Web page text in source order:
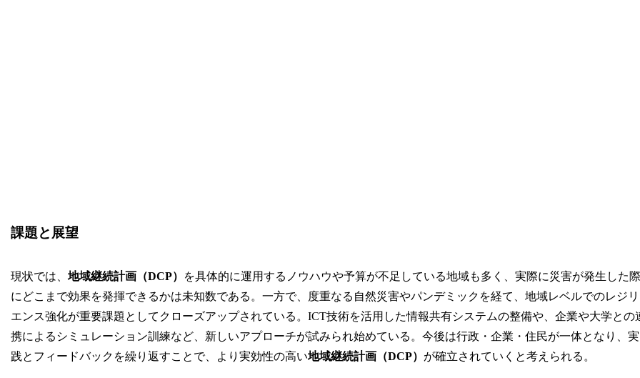
課題と展望
現状では、 地域継続計画（DCP）
を具体的に運用するノウハウや予算が不足している地域も多く、実際に災害が発生した際
にどこまで効果を発揮できるかは未知数である。一方で、度重なる自然災害やパンデミックを経て、地域レベルでのレジリ
エンス強化が重要課題としてクローズアップされている。ICT技術を活用した情報共有システムの整備や、企業や大学との
携によるシミュレーション訓練など、新しいアプローチが試みられ始めている。今後は行政・企業・住民が一体となり、実
践とフィードバックを繰り返すことで、より実効性の高い地域継続計画（DCP） が確立されていくと考えられる。